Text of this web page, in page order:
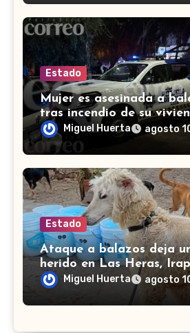
Estado
Mujer es asesinada a
tras incendio de su
bombas molotov
Miguel Huerta agosto
Estado
Ataque a balazos deja
herido en Las Heras,
Miguel Huerta agosto